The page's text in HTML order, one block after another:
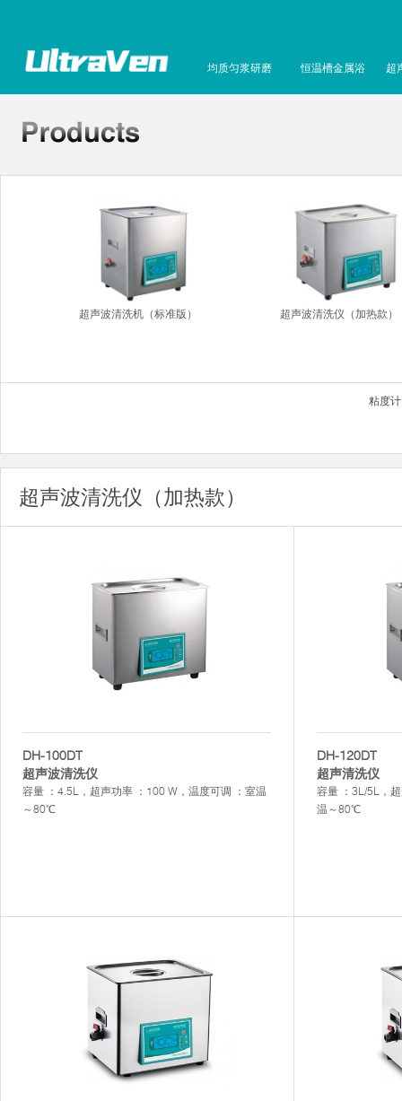
均质匀浆研磨 恒温槽金属浴 超
超声波清洗机（标准版） 超声波清洗仪（加热款）
粘度计
超声波清洗仪（加热款）
DH-100DT
超声波清洗仪
容量 ：4.5L，超声功率 ：100 W，温度可调 ：室温
～80℃
DH-120DT
超声清洗仪
容量 ：3L/5L，
温～80℃